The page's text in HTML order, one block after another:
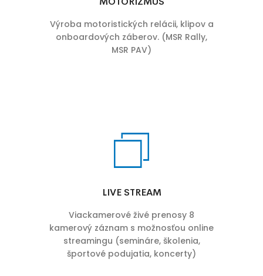
Výroba motoristických relácii, klipov a
onboardových záberov. (MSR Rally,
MSR PAV)
LIVE STREAM
Viackamerové živé prenosy 8
kamerový záznam s možnosťou online
streamingu (semináre, školenia,
športové podujatia, koncerty)